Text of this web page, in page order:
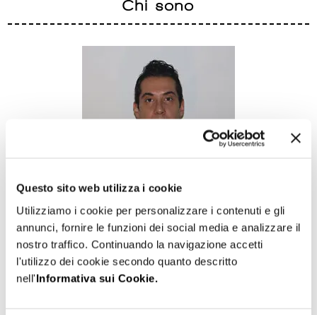
Questo sito web utilizza i cookie
Utilizziamo i cookie per personalizzare i contenuti e gli
annunci, fornire le funzioni dei social media e analizzare il
nostro traffico. Continuando la navigazione accetti
l'utilizzo dei cookie secondo quanto descritto
nell'Informativa sui Cookie.
Chi sono
Ciao! Mi chiamo Gabriele Alessandro Latte, sono un